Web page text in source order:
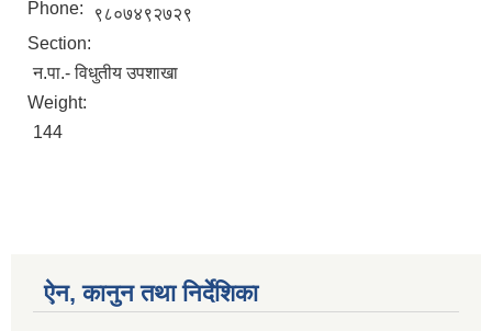
Phone:
९८०७४९२७२९
Section:
न.पा.- विधुतीय उपशाखा
Weight:
144
ऐन, कानुन तथा निर्देशिका